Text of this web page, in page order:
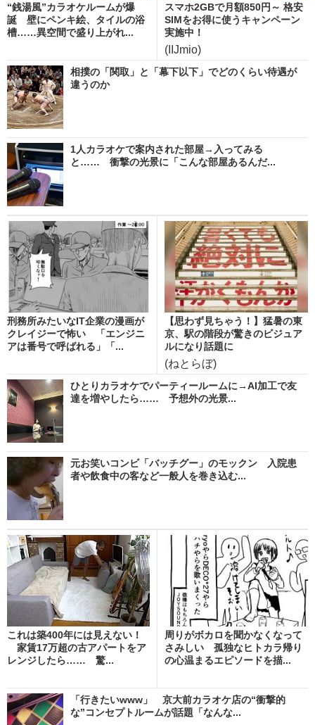
“銭湯風”カラオケルームが爆
誕 壁にペンキ絵、タイルの浴
槽……異空間で盛り上がれ...
スマホ2GBで月額850円～ 格安
SIMをお得に使うキャンペーン
実施中！
(IIJmio)
相撲の「関取」と「幕下以下」でどのくらい待遇が
違うのか
1人カラオケで案内された部屋→入ってみる
と…… 衝撃の光景に「こんな部屋あるんだ...
刑務所みたいなIT企業の漫画が
クレイジーで怖い 「エンジニ
アは番号で呼ばれる」「...
【思わず見ちゃう！】猛暑の東
京、駅の階段が驚きのビジュア
ルになり話題に
(ねとらぼ)
ひとりカラオケでパーティールームに→AI加工で友
達を増やしたら…… 予想外の光景...
元お笑いコンビ「バッチグー」のモックン 入院患
者や飲食中の客など一般人を巻き込む...
これは築400年には見えない！
家賃17万超の古アパートをア
レンジしたら…… 驚...
周りがボカロを聞かなくなって
さみしい 孤独なヒトカラ帰り
の心温まるエピソードを描...
「行きたいwww」 京大前カラオケ店の“衝撃的
な”コンセプトルームが話題「なんな...